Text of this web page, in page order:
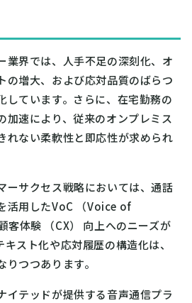
界では、人手不足の深刻化、オ
の増大、および応対品質のばらつ
しています。さらに、在宅勤務の
加速により、従来のオンプレミス
れない柔軟性と即応性が求められ
ーサクセス戦略においては、通話
活用したVoC （Voice of
体験 （CX） 向上へのニーズが
スト化や応対履歴の構造化は、
つつあります。
テッドが提供する音声通信プラ